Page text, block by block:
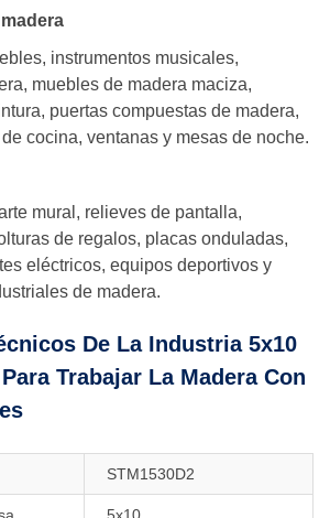
instrumentos musicales,
muebles de madera maciza,
puertas compuestas de madera,
cocina, ventanas y mesas de noche.
mural, relieves de pantalla,
de regalos, placas onduladas,
eléctricos, equipos deportivos y
de madera.
De La Industria 5x10
Trabajar La Madera Con
STM1530D2
5x10